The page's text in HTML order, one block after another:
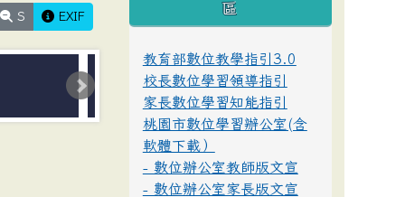
S EXIF
區
教育部數位教學指引3.0
校長數位學習領導指引
家長數位學習知能指引
桃園市數位學習辦公室(含
軟體下載）
- 數位辦公室教師版文宣
- 數位辦公室家長版文宣